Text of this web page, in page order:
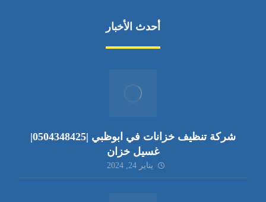
أحدث الأخبار
شركة تنظيف خزانات في ابوظبي |0504348425|
غسيل خزان
يناير 24, 2024